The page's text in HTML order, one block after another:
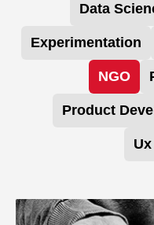
Data
Experimentation
NGO
Product